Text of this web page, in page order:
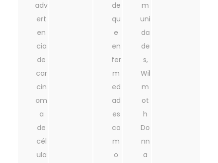
adv
ert
en
cia
de
car
cin
om
a
de
cél
ula
de
qu
e
en
fer
m
ed
ad
es
co
m
o
m
uni
da
de
s,
Wil
m
ot
h
Do
nn
a